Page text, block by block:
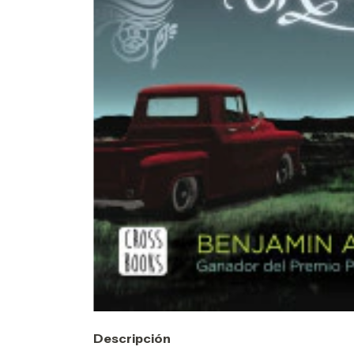
Descripción